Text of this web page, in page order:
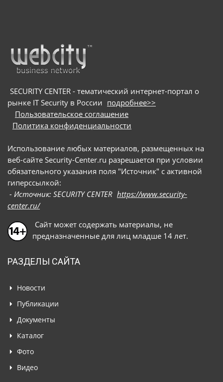
SECURITY CENTER - тематический интернет-портал о
рынке IT Security в России подробнее>>
Пользовательское соглашение
Политика конфиденциальности
Использование любых материалов, размещенных на
веб-сайте Security-Center.ru разрешается при условии
обязательного указания поля "Источник" с активной
гиперссылкой:
- Источник: SECURITY CENTER https://www.security-
center.ru/
Сайт может содержать материалы, не
предназначенные для лиц младше 14 лет.
РАЗДЕЛЫ САЙТА
Новости
Публикации
Документы
Каталог
Фото
Видео